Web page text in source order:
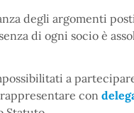
degli argomenti
di ogni socio è
a
con